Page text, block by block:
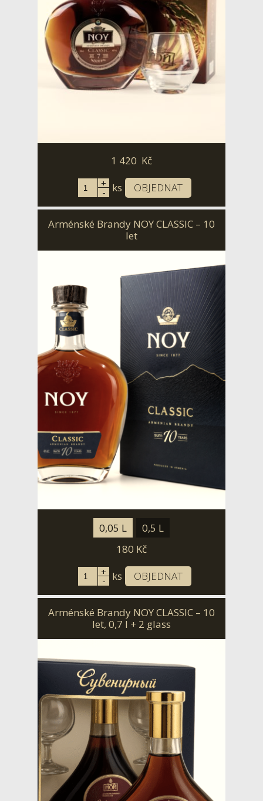
1 420 Kč
+
- ks OBJEDNAT
Arménské Brandy NOY CLASSIC – 10
let
0,05 L
0,5 L
180 Kč
+
- ks OBJEDNAT
Arménské Brandy NOY CLASSIC – 10
let, 0,7 l + 2 glass